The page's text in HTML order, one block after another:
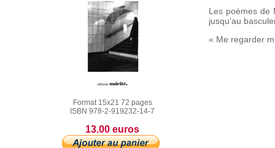
Format 15x21 72 pages
ISBN 978-2-919232-14-7
13.00 euros
Les poèmes de
jusqu’au
« Me regarder